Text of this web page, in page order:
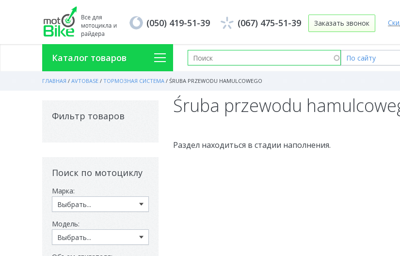
(050) 419-51-39 (067) 475-51-39 Заказать звонок
Каталог товаров
ГЛАВНАЯ / AVTOBASE / ТОРМОЗНАЯ СИСТЕМА / ŚRUBA PRZEWODU HAMULCOWEGO
Śruba przewodu
Раздел находиться в стадии наполнения.
Фильтр товаров
Поиск по мотоциклу
Марка:
Модель: